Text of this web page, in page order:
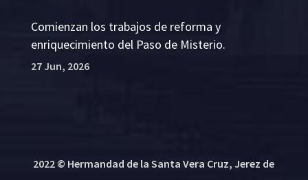
Comienzan los trabajos de reforma y
enriquecimiento del Paso de Misterio.
27 Jun, 2026
2022 © Hermandad de la Santa Vera Cruz, Jerez de